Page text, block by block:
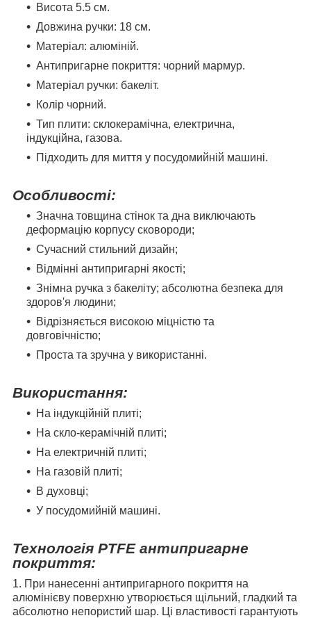
Висота 5.5 см.
Довжина ручки: 18 см.
Матеріал: алюміній.
Антипригарне покриття: чорний мармур.
Матеріал ручки: бакеліт.
Колір чорний.
Тип плити: склокерамічна, електрична,
індукційна, газова.
Підходить для миття у посудомийній машині.
Особливості:
Значна товщина стінок та дна виключають
деформацію корпусу сковороди;
Сучасний стильний дизайн;
Відмінні антипригарні якості;
Знімна ручка з бакеліту; абсолютна безпека для
здоров'я людини;
Відрізняється високою міцністю та
довговічністю;
Проста та зручна у використанні.
Використання:
На індукційній плиті;
На скло-керамічній плиті;
На електричній плиті;
На газовій плиті;
В духовці;
У посудомийній машині.
Технологія PTFE антипригарне
покриття:
1. При нанесенні антипригарного покриття на
алюмінієву поверхню утворюється щільний, гладкий та
абсолютно непористий шар. Ці властивості гарантують